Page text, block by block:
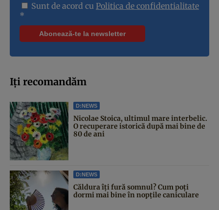
Sunt de acord cu Politica de confidentialitate
*
Iți recomandăm
D:NEWS
Nicolae Stoica, ultimul mare interbelic.
O recuperare istorică după mai bine de
80 de ani
D:NEWS
Căldura îți fură somnul? Cum poți
dormi mai bine în nopțile caniculare